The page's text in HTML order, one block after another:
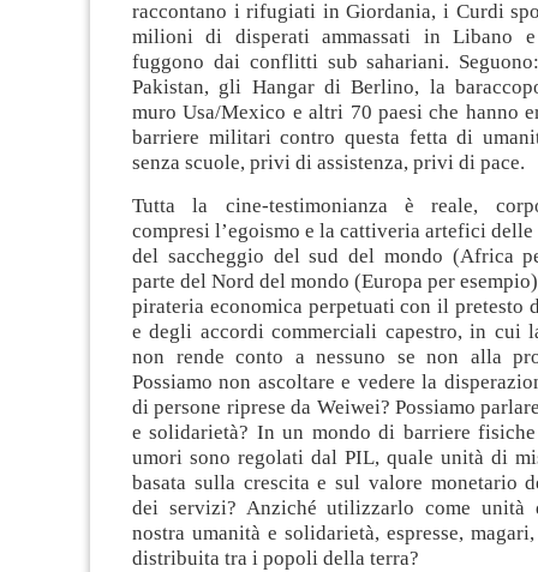
raccontano i rifugiati in Giordania, i Curdi
milioni di disperati ammassati in Libano
fuggono dai conflitti sub sahariani.
Pakistan, gli Hangar di Berlino, la
muro Usa/Mexico e altri 70 paesi che hanno
barriere militari contro questa fetta di
senza scuole, privi di assistenza, privi di pace.
Tutta la cine-testimonianza è reale,
compresi l’egoismo e la cattiveria artefici
del saccheggio del sud del mondo (Africa
parte del Nord del mondo (Europa per
pirateria economica perpetuati con il pretesto
e degli accordi commerciali capestro, in cui
non rende conto a nessuno se non alla
Possiamo non ascoltare e vedere la
di persone riprese da Weiwei? Possiamo
e solidarietà? In un mondo di barriere
umori sono regolati dal PIL, quale unità di
basata sulla crescita e sul valore monetario
dei servizi? Anziché utilizzarlo come unità
nostra umanità e solidarietà, espresse,
distribuita tra i popoli della terra?